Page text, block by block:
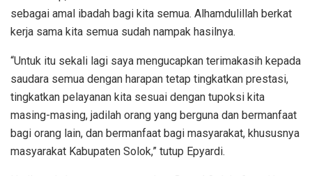
sebagai amal ibadah bagi kita semua. Alhamdulillah berkat
kerja sama kita semua sudah nampak hasilnya.
“Untuk itu sekali lagi saya mengucapkan terimakasih kepada
saudara semua dengan harapan tetap tingkatkan prestasi,
tingkatkan pelayanan kita sesuai dengan tupoksi kita
masing-masing, jadilah orang yang berguna dan bermanfaat
bagi orang lain, dan bermanfaat bagi masyarakat, khususnya
masyarakat Kabupaten Solok,” tutup Epyardi.